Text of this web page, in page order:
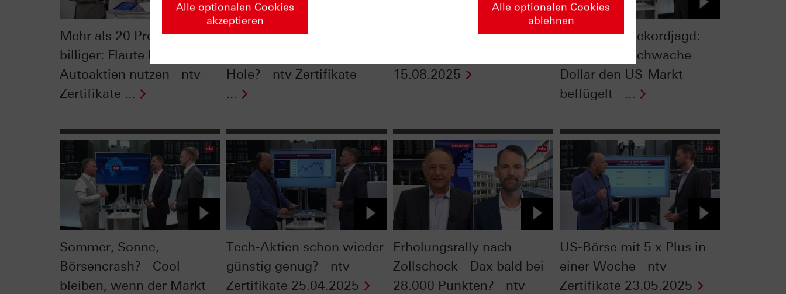
Mehr als 20 Prozent
billiger: Flaute bei
Autoaktien nutzen - ntv
Zertifikate ...
Märkte in Wartestellung -
Hole? - ntv Zertifikate
...
Zölle und weltweite
15.08.2025
Börsen auf Rekordjagd:
Warum der schwache
Dollar den US-Markt
beflügelt - ...
Sommer, Sonne,
Börsencrash? - Cool
bleiben, wenn der Markt
Tech-Aktien schon wieder
günstig genug? - ntv
Zertifikate 25.04.2025
Erholungsrally nach
Zollschock - Dax bald bei
28.000 Punkten? - ntv
US-Börse mit 5 x Plus in
einer Woche - ntv
Zertifikate 23.05.2025
Alle optionalen Cookies
akzeptieren
Alle optionalen Cookies
ablehnen